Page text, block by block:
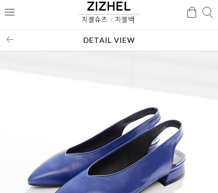
메
검
DETAIL VIEW